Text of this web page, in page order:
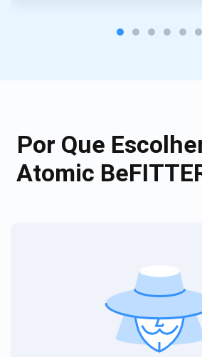
Por Que
Atomic